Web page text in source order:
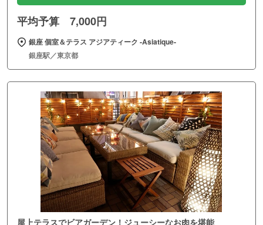
平均予算 7,000円
銀座 個室＆テラス アジアティーク ‐Asiatique‐
銀座駅／東京都
屋上テラスでビアガーデン！ジューシーなお肉を堪能